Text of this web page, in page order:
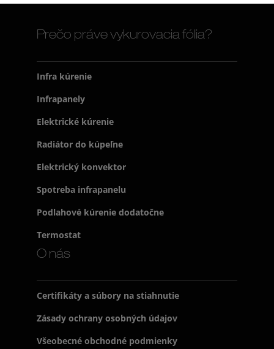
Prečo práve vykurovacia fólia?
Infra kúrenie
Infrapanely
Elektrické kúrenie
Radiátor do kúpeľne
Elektrický konvektor
Spotreba infrapanelu
Podlahové kúrenie dodatočne
Termostat
O nás
Certifikáty a súbory na stiahnutie
Zásady ochrany osobných údajov
Všeobecné obchodné podmienky